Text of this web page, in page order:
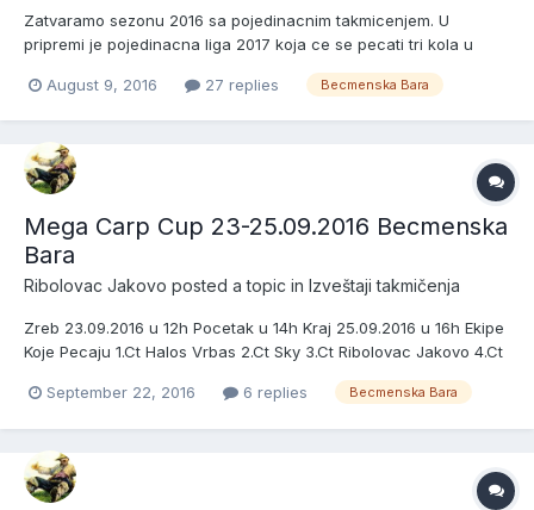
Zatvaramo sezonu 2016 sa pojedinacnim takmicenjem. U
pripremi je pojedinacna liga 2017 koja ce se pecati tri kola u
Pocetak u 11.30h peca se do 09.10.2016 do 16h (Ukupno 28 sati)
August 9, 2016 27 replies Becmenska Bara
Mega Carp Cup 23-25.09.2016 Becmenska
Bara
Ribolovac Jakovo posted a topic in Izveštaji takmičenja
Zreb 23.09.2016 u 12h Pocetak u 14h Kraj 25.09.2016 u 16h Ekipe
Koje Pecaju 1.Ct Halos Vrbas 2.Ct Sky 3.Ct Ribolovac Jakovo 4.Ct
in 1 9.Ct Borca 10.Ct Jasacarp 11.Ct Vs Pancevo 12.Ct Biroteh -
September 22, 2016 6 replies Becmenska Bara